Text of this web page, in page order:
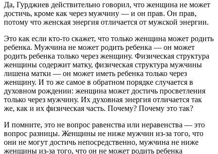
Да, Гурджиев действительно говорил, что женщина не может
достичь, кроме как через мужчину — и он прав. Он прав,
потому что женская энергия отличается от мужской энергии.
Это как если кто-то скажет, что только женщина может родить
ребенка. Мужчина не может родить ребенка — он может
родить ребенка только через женщину. Физическая структура
женщины содержит матку, физическая структура мужчины
лишена матки — он может иметь ребенка только через
женщину. И то же самое в обратном порядке случается в
духовном рождении: женщина может достичь просветления
только через мужчину. Их духовная энергия отличается так
же, как и их физическая часть. Почему? Почему это так?
И помните, это не вопрос равенства или неравенства — это
вопрос разницы. Женщины не ниже мужчин из-за того, что
они не могут достичь непосредственно, мужчина не ниже
женщины из-за того, что он не может родить ребенка